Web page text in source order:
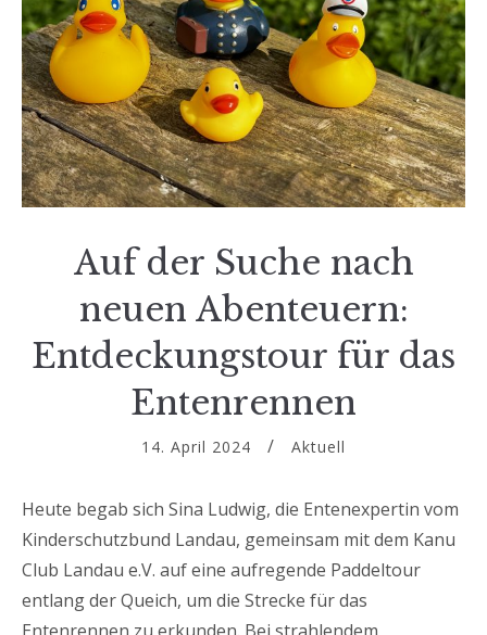
Auf der Suche nach
neuen Abenteuern:
Entdeckungstour für das
Entenrennen
14. April 2024 Aktuell
Heute begab sich Sina Ludwig, die Entenexpertin vom
Kinderschutzbund Landau, gemeinsam mit dem Kanu
Club Landau e.V. auf eine aufregende Paddeltour
entlang der Queich, um die Strecke für das